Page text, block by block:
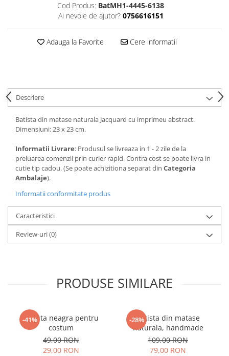
Cod Produs: BatMH1-4445-6138
Ai nevoie de ajutor? 0756616151
Adauga la Favorite Cere informatii
Descriere
Batista din matase naturala Jacquard cu imprimeu abstract.
Dimensiuni: 23 x 23 cm.
Informatii Livrare: Produsul se livreaza in 1 - 2 zile de la
preluarea comenzii prin curier rapid. Contra cost se poate livra in
cutie tip cadou. (Se poate achizitiona separat din Categoria
Ambalaje).
Informatii conformitate produs
Caracteristici
Review-uri(0)
PRODUSE SIMILARE
-41%
Batista neagra pentru
costum
49,00 RON
29,00 RON
-28%Batista din matase
naturala, handmade
109,00 RON
79,00 RON